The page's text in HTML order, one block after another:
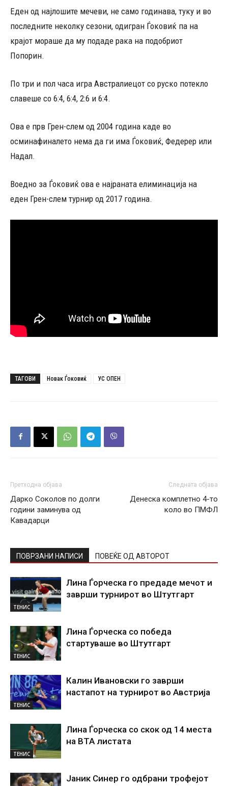
Еден од најлошите мечеви, не само годинава, туку и во
последните неколку сезони, одигран Ѓоковиќ па на
крајот мораше да му подаде рака на подобриот
Попорин.
По три и пол часа игра Австралиецот со руско потекло
славеше со 6:4, 6:4, 2:6 и 6:4.
Ова е прв Грен-слем од 2004 година каде во
осминафиналето нема да ги има Ѓоковиќ, Федерер или
Надал.
Воедно за Ѓоковиќ ова е најраната елиминација на
еден Грен-слем турнир од 2017 година.
ТАГОВИ Новак Ѓоковиќ УС ОПЕН
Претходна објава
Дарко Соколов по долги
години заминува од
Кавадарци
Следната објава
Денеска комплетно 4-то
коло во ПМФЛ
ПОВРЗАНИ НАПИСИ ПОВЕЌЕ ОД АВТОРОТ
ТЕНИС
Лина Ѓорческа го предаде мечот и
заврши турнирот во Штутгарт
ТЕНИС
Лина Ѓорческа со победа
стартуваше во Штутгарт
ТЕНИС
Калин Ивановски го заврши
настапот на турнирот во Австрија
ТЕНИС
Лина Ѓорческа со скок од 14 места
на ВТА листата
Јаник Синер го одбрани трофејот